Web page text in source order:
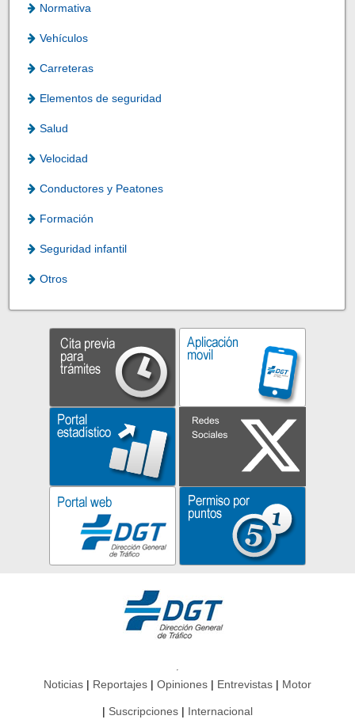
Normativa
Vehículos
Carreteras
Elementos de seguridad
Salud
Velocidad
Conductores y Peatones
Formación
Seguridad infantil
Otros
Noticias Reportajes Opiniones Entrevistas Motor
Suscripciones Internacional